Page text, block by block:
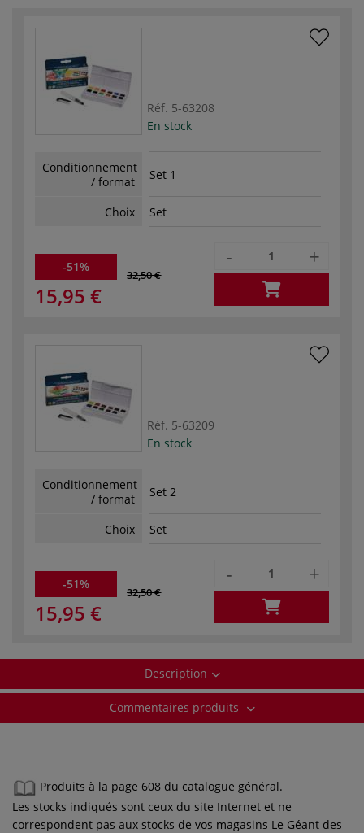
Réf. 5-63208
En stock
Conditionnement
/ format
Set 1
Choix Set
-51%
32,50 €
15,95 €
- +
Réf. 5-63209
En stock
Conditionnement
/ format
Set 2
Choix Set
-51%
32,50 €
15,95 €
- +
Description
Commentaires produits
Produits à la page 608 du catalogue général.
Les stocks indiqués sont ceux du site Internet et ne
correspondent pas aux stocks de vos magasins Le Géant des